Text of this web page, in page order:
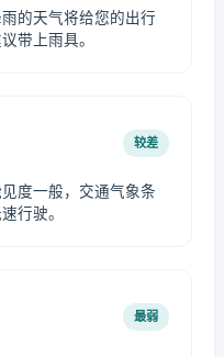
的天气将给您的出行
带上雨具。
较差
度一般，交通气象条
行驶。
最弱